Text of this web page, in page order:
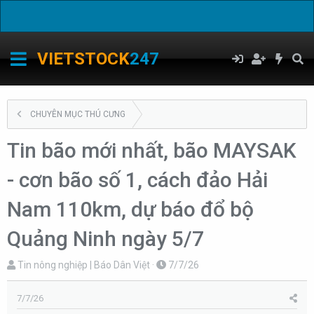
VIETSTOCK247
CHUYÊN MỤC THÚ CƯNG
Tin bão mới nhất, bão MAYSAK
- cơn bão số 1, cách đảo Hải
Nam 110km, dự báo đổ bộ
Quảng Ninh ngày 5/7
T
h
r
Tin nông nghiệp | Báo Dân Việt
N
g
7/7/26
7/7/26